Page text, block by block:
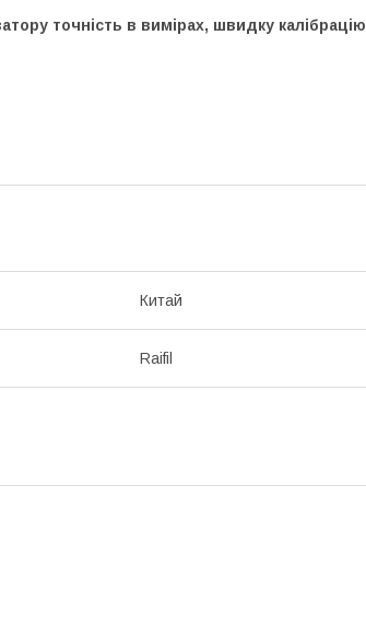
точність в вимірах, швидку
Китай
Raifil